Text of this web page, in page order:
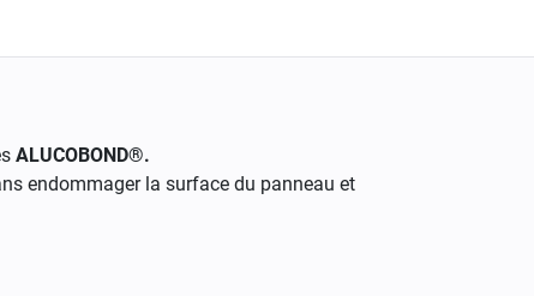
ALUCOBOND®.
endommager la surface du panneau et